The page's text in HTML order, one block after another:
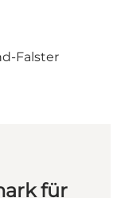
Falster
für